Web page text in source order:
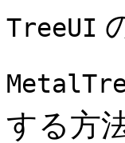
TreeUI
する方